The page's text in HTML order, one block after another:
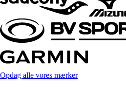
Opdag alle vores mærker